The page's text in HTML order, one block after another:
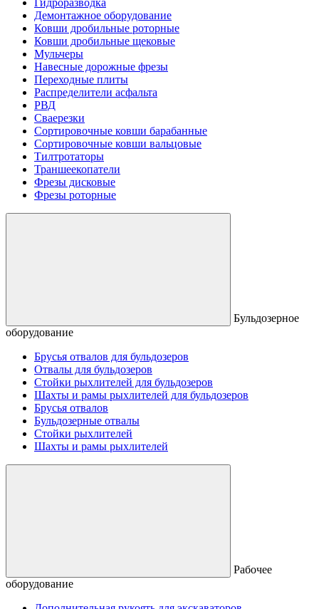
Гидроразводка
Демонтажное оборудование
Ковши дробильные роторные
Ковши дробильные щековые
Мульчеры
Навесные дорожные фрезы
Переходные плиты
Распределители асфальта
РВД
Сваерезки
Сортировочные ковши барабанные
Сортировочные ковши вальцовые
Тилтротаторы
Траншеекопатели
Фрезы дисковые
Фрезы роторные
Бульдозерное
оборудование
Брусья отвалов для бульдозеров
Отвалы для бульдозеров
Стойки рыхлителей для бульдозеров
Шахты и рамы рыхлителей для бульдозеров
Брусья отвалов
Бульдозерные отвалы
Стойки рыхлителей
Шахты и рамы рыхлителей
Рабочее
оборудование